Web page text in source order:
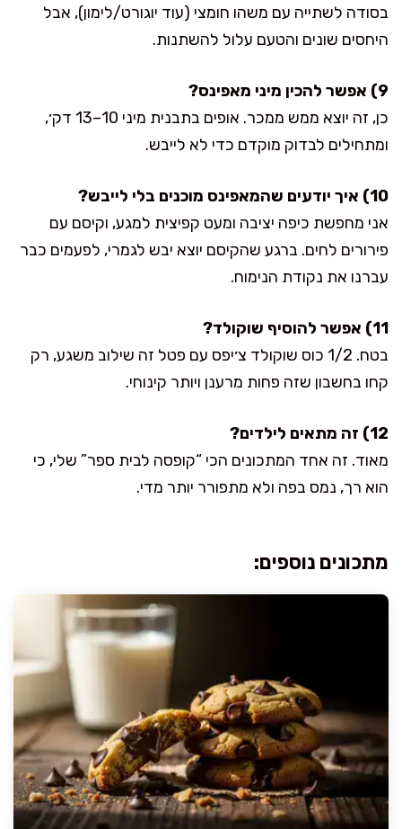
בסודה לשתייה עם משהו חומצי (עוד יוגורט/לימון), אבל
היחסים שונים והטעם עלול להשתנות.
9) אפשר להכין מיני מאפינס?
כן, זה יוצא ממש ממכר. אופים בתבנית מיני 10–13 דק׳,
ומתחילים לבדוק מוקדם כדי לא לייבש.
10) איך יודעים שהמאפינס מוכנים בלי לייבש?
אני מחפשת כיפה יציבה ומעט קפיצית למגע, וקיסם עם
פירורים לחים. ברגע שהקיסם יוצא יבש לגמרי, לפעמים כבר
עברנו את נקודת הנימוח.
11) אפשר להוסיף שוקולד?
בטח. 1/2 כוס שוקולד צ׳יפס עם פטל זה שילוב משגע, רק
קחו בחשבון שזה פחות מרענן ויותר קינוחי.
12) זה מתאים לילדים?
מאוד. זה אחד המתכונים הכי “קופסה לבית ספר” שלי, כי
הוא רך, נמס בפה ולא מתפורר יותר מדי.
מתכונים נוספים: